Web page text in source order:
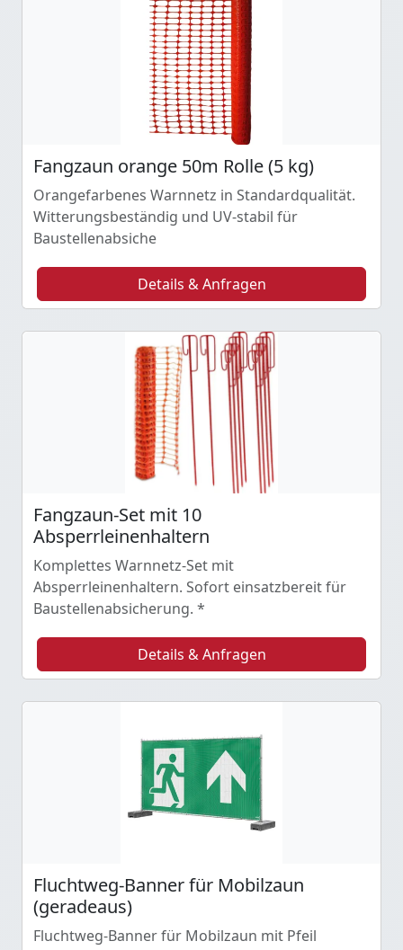
Fangzaun orange 50m Rolle (5 kg)
Orangefarbenes Warnnetz in Standardqualität.
Witterungsbeständig und UV-stabil für
Baustellenabsiche
Details & Anfragen
Fangzaun-Set mit 10
Absperrleinenhaltern
Komplettes Warnnetz-Set mit
Absperrleinenhaltern. Sofort einsatzbereit für
Baustellenabsicherung. *
Details & Anfragen
Fluchtweg-Banner für Mobilzaun
(geradeaus)
Fluchtweg-Banner für Mobilzaun mit Pfeil